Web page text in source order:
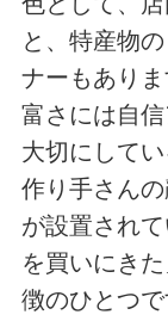
と、特産物
ナーもあり
富さには自
大切にして
作り手さん
が設置され
を買いにき
徴のひとつで